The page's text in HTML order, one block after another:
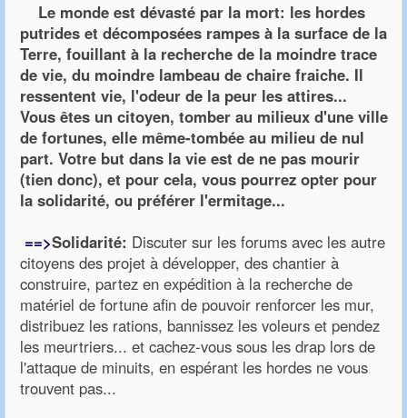
Le monde est dévasté par la mort: les hordes
putrides et décomposées rampes à la surface de la
Terre, fouillant à la recherche de la moindre trace
de vie, du moindre lambeau de chaire fraiche. Il
ressentent vie, l'odeur de la peur les attires...
Vous êtes un citoyen, tomber au milieux d'une ville
de fortunes, elle même-tombée au milieu de nul
part. Votre but dans la vie est de ne pas mourir
(tien donc), et pour cela, vous pourrez opter pour
la solidarité, ou préférer l'ermitage...
==>Solidarité: Discuter sur les forums avec les autre
citoyens des projet à développer, des chantier à
construire, partez en expédition à la recherche de
matériel de fortune afin de pouvoir renforcer les mur,
distribuez les rations, bannissez les voleurs et pendez
les meurtriers... et cachez-vous sous les drap lors de
l'attaque de minuits, en espérant les hordes ne vous
trouvent pas...